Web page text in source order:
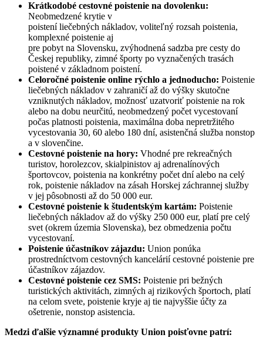
Krátkodobé cestovné poistenie na dovolenku:
Neobmedzené krytie v
poistení liečebných nákladov, voliteľný rozsah poistenia,
komplexné poistenie aj
pre pobyt na Slovensku, zvýhodnená sadzba pre cesty do
Českej republiky, zimné športy po vyznačených trasách
poistené v základnom poistení.
Celoročné poistenie online rýchlo a jednoducho: Poistenie
liečebných nákladov v zahraničí až do výšky skutočne
vzniknutých nákladov, možnosť uzatvoriť poistenie na rok
alebo na dobu neurčitú, neobmedzený počet vycestovaní
počas platnosti poistenia, maximálna doba nepretržitého
vycestovania 30, 60 alebo 180 dní, asistenčná služba nonstop
a v slovenčine.
Cestovné poistenie na hory: Vhodné pre rekreačných
turistov, horolezcov, skialpinistov aj adrenalínových
športovcov, poistenia na konkrétny počet dní alebo na celý
rok, poistenie nákladov na zásah Horskej záchrannej služby
v jej pôsobnosti až do 50 000 eur.
Cestovné poistenie k študentským kartám: Poistenie
liečebných nákladov až do výšky 250 000 eur, platí pre celý
svet (okrem územia Slovenska), bez obmedzenia počtu
vycestovaní.
Poistenie účastníkov zájazdu: Union ponúka
prostredníctvom cestovných kancelárií cestovné poistenie pre
účastníkov zájazdov.
Cestovné poistenie cez SMS: Poistenie pri bežných
turistických aktivitách, zimných aj rizikových športoch, platí
na celom svete, poistenie kryje aj tie najvyššie účty za
ošetrenie, nonstop asistencia.
Medzi ďalšie významné produkty Union poisťovne patrí: